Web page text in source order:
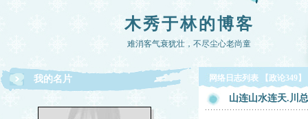
木秀于林的博客
难消客气衰犹壮，不尽尘心老尚童
我的名片 网络日志列表 【政论349】
山连山水连天.川